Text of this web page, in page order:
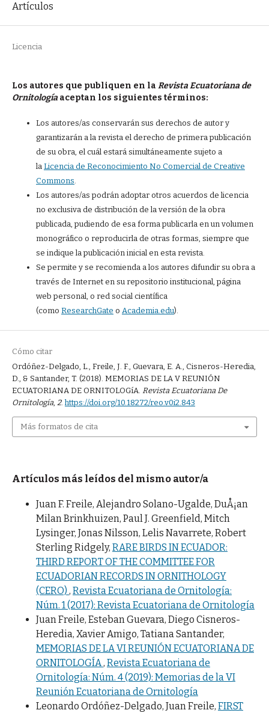
Artículos
Licencia
Los autores que publiquen en la Revista Ecuatoriana de
Ornitologíaaceptan los siguientes términos:
Los autores/as conservarán sus derechos de autor y
garantizarán a la revista el derecho de primera publicación
de su obra, el cuál estará simultáneamente sujeto a
la Licencia de Reconocimiento No Comercial de Creative
Commons
Los autores/as podrán adoptar otros acuerdos de licencia
no exclusiva de distribución de la versión de la obra
publicada, pudiendo de esa forma publicarla en un volumen
monográfico o reproducirla de otras formas, siempre que
se indique la publicación inicial en esta revista.
Se permite y se recomienda a los autores difundir su obra a
través de Internet en su repositorio institucional, página
web personal, o red social científica
(como ResearchGate o Academia.edu).
Cómo citar
Ordóñez-Delgado, L., Freile, J. F., Guevara, E. A., Cisneros-Heredia,
D., & Santander, T. (2018). MEMORIAS DE LA V REUNIÓN
ECUATORIANA DE ORNITOLOGíA. Revista Ecuatoriana De
Ornitología, 2.https://doi.org/10.18272/reo.v0i2.843
Más formatos de cita
Artículos más leídos del mismo autor/a
Juan F. Freile, Alejandro Solano-Ugalde, DuÅ¡an
Milan Brinkhuizen, Paul J. Greenfield, Mitch
Lysinger, Jonas Nilsson, Lelis Navarrete, Robert
Sterling Ridgely, RARE BIRDS IN ECUADOR:
THIRD REPORT OF THE COMMITTEE FOR
ECUADORIAN RECORDS IN ORNITHOLOGY
(CERO) , Revista Ecuatoriana de Ornitología:
Núm. 1 (2017): Revista Ecuatoriana de Ornitología
Juan Freile, Esteban Guevara, Diego Cisneros-
Heredia, Xavier Amigo, Tatiana Santander,
MEMORIAS DE LA VI REUNIÓN ECUATORIANA DE
ORNITOLOGÍA, Revista Ecuatoriana de
Ornitología: Núm. 4 (2019): Memorias de la VI
Reunión Ecuatoriana de Ornitología
Leonardo Ordóñez-Delgado, Juan Freile, FIRST